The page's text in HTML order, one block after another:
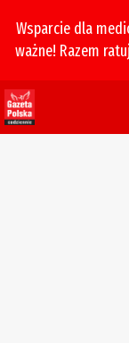
Wsparcie dla
ważne! Razem